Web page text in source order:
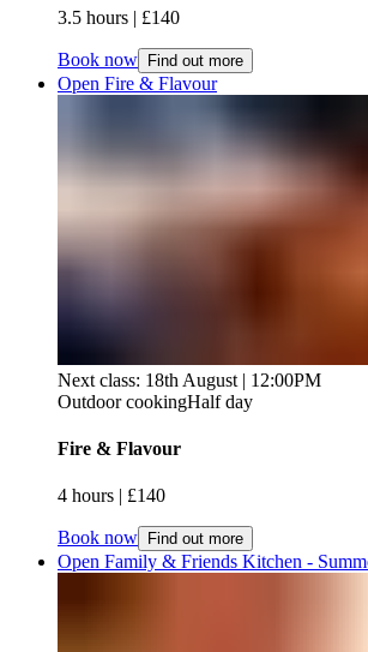
3.5 hours​​​​‌ ‍ ​‍​‍‌‍ ‌ ​‍‌‍‍‌‌‍‌ ‌‍‍‌‌‍ ‍​‍​‍​ ‍‍​‍​‍‌ ​ ‌‍​‌‌‍ ‍‌‍‍‌‌ ‌​‌ ‍‌​‍ ‍‌‍‍‌‌‍ ​‍​‍​‍ ​​‍​‍‌‍‍​‌ ​‍‌‍‌‌‌‍‌‍​‍​‍​ ‍‍​‍​‍‌‍‍​‌ ‌​‌ ‌​‌ ​​‌ ​ ​ ‍‍​‍ ​‍ ‌‍ ​​‍ ‌‌‍​‌‌‍ ‍‌‍‌​​‍ ‌‌ ​‍​‍ ‌‌‍‍​‌‍ ‌ ‌​‌‍‌‌‌‍ ​‌ ​ ​‍ ‌‌ ​ ‌ ‌​‌ ‌‌‌‍‌​‌‍‍‌‌‍ ​‍ ‍‌ ‌‍‌‍‌‌‌ ​‍‌‍​ ‌‍‌‌‌‍ ​​‍ ‍‌‍​‌‌ ​​‌ ​​​‍ ‌‍‍‌‌‍ ‍‌ ‌​‌‍‌‌‌‍ ‍‌ ‌​​‍ ‌‍‌‌‌‍‌​‌‍‍‌‌ ‌​​‍ ‌‍ ‌‌‍ ‌‍‌​‌‍‌‌​ ‌‌ ​​‌ ​‍‌‍‌‌‌ ​ ‌‍‌‌‌‍ ‍‌ ‌​‌‍​‌‌ ‌​‌‍‍‌‌‍ ‌‍ ‍​ ‍ ‌‍‍‌‌‍‌​​ ‌‌‍​‍​ ‌‌​ ‌​​ ‌ ​ ​‍​ ‌‍‌‍‌‌‌‍‌‌​‍ ‌​ ​‌‌‍​‌​ ‌ ​ ​ ​‍ ‌​ ‌​‌‍‌​​ ‌​​ ‍‌​‍ ‌‌‍​‌‌‍‌‍​ ‍​‌‍‌‌​‍ ‌​ ​‍‌‍​ ​ ‍​​ ‌ ​ ​ ​ ‍​​ ‌‌​ ‍​​ ​​‌‍‌‍‌‍‌‌​ ​‍​ ‍ ‌ ‌​‌ ‍‌‌ ​​‌‍‌‌​ ‌‌‍‍​‌‍ ‌ ‌​‌‍‌‌‌‍ ​‌​​ ‌‍ ​‌‍​‌‌ ​ ‌ ​ ​ ‍ ‌ ​​‌‍​‌‌ ‌​‌‍‍​​ ‌‌ ‌​‌‍‍‌‌‍ ‌‌‍‌‌​ ‌‍​‍‌‍​‌‌ ​ ‌‍‌‌‌‌‌‌‌ ​‍‌‍ ​​ ‌‌‍‍​‌ ‌​‌ ‌​‌ ​​‌ ​ ​‍‌‌​ ​ ‌​​‌​‍‌‌​ ​‍‌​‌‍​‍‌‌​ ​‍‌​‌‍‌‍ ​​‍ ‌‌‍​‌‌‍ ‍‌‍‌​​‍ ‌‌ ​‍​‍ ‌‌‍‍​‌‍ ‌ ‌​‌‍‌‌‌‍ ​‌ ​ ​‍ ‌‌ ​ ‌ ‌​‌ ‌‌‌‍‌​‌‍‍‌‌‍ ​‍ ‍‌ ‌‍‌‍‌‌‌ ​‍‌‍​ ‌‍‌‌‌‍ ​​‍ ‍‌‍​‌‌ ​​‌ ​​​‍‌‍‌‍‍‌‌‍‌​​ ‌‌‍​‍​ ‌‌​ ‌​​ ‌ ​ ​‍​ ‌‍‌‍‌‌‌‍‌‌​‍ ‌​ ​‌‌‍​‌​ ‌ ​ ​ ​‍ ‌​ ‌​‌‍‌​​ ‌​​ ‍‌​‍ ‌‌‍​‌‌‍‌‍​ ‍​‌‍‌‌​‍ ‌​ ​‍‌‍​ ​ ‍​​ ‌ ​ ​ ​ ‍​​ ‌‌​ ‍​​ ​​‌‍‌‍‌‍‌‌​ ​‍​‍‌‍‌ ‌​‌ ‍‌‌ ​​‌‍‌‌​ ‌‌‍‍​‌‍ ‌ ‌​‌‍‌‌‌‍ ​‌​​ ‌‍ ​‌‍​‌‌ ​ ‌ ​ ​‍‌‍‌ ​​‌‍​‌‌ ‌​‌‍‍​​ ‌‌ ‌​‌‍‍‌‌‍ ‌‌‍‌‌​‍‌‍‌ ​​‌‍‌‌‌ ​‍‌ ​ ‌ ​​‌‍‌‌‌‍​ ‌ ‌​‌‍‍‌‌ ‌‍‌‍‌‌​ ‌‌ ​​‌ ‌‌‌‍​‍‌‍ ​‌‍‍‌‌ ​ ‌‍‍​‌‍‌‌‌‍‌​​‍​‍‌ ‌ | £140​​​​‌ ‍ ​‍​‍‌‍ ‌ ​‍‌‍‍‌‌‍‌ ‌‍‍‌‌‍ ‍​‍​‍​ ‍‍​‍​‍‌ ​ ‌‍​‌‌‍ ‍‌‍‍‌‌ ‌​‌ ‍‌​‍ ‍‌‍‍‌‌‍ ​‍​‍​‍ ​​‍​‍‌‍‍​‌ ​‍‌‍‌‌‌‍‌‍​‍​‍​ ‍‍​‍​‍‌‍‍​‌ ‌​‌ ‌​‌ ​​‌ ​ ​ ‍‍​‍ ​‍ ‌‍ ​​‍ ‌‌‍​‌‌‍ ‍‌‍‌​​‍ ‌‌ ​‍​‍ ‌‌‍‍​‌‍ ‌ ‌​‌‍‌‌‌‍ ​‌ ​ ​‍ ‌‌ ​ ‌ ‌​‌ ‌‌‌‍‌​‌‍‍‌‌‍ ​‍ ‍‌ ‌‍‌‍‌‌‌ ​‍‌‍​ ‌‍‌‌‌‍ ​​‍ ‍‌‍​‌‌ ​​‌ ​​​‍ ‌‍‍‌‌‍ ‍‌ ‌​‌‍‌‌‌‍ ‍‌ ‌​​‍ ‌‍‌‌‌‍‌​‌‍‍‌‌ ‌​​‍ ‌‍ ‌‌‍ ‌‍‌​‌‍‌‌​ ‌‌ ​​‌ ​‍‌‍‌‌‌ ​ ‌‍‌‌‌‍ ‍‌ ‌​‌‍​‌‌ ‌​‌‍‍‌‌‍ ‌‍ ‍​ ‍ ‌‍‍‌‌‍‌​​ ‌‌‍​‍​ ‌‌​ ‌​​ ‌ ​ ​‍​ ‌‍‌‍‌‌‌‍‌‌​‍ ‌​ ​‌‌‍​‌​ ‌ ​ ​ ​‍ ‌​ ‌​‌‍‌​​ ‌​​ ‍‌​‍ ‌‌‍​‌‌‍‌‍​ ‍​‌‍‌‌​‍ ‌​ ​‍‌‍​ ​ ‍​​ ‌ ​ ​ ​ ‍​​ ‌‌​ ‍​​ ​​‌‍‌‍‌‍‌‌​ ​‍​ ‍ ‌ ‌​‌ ‍‌‌ ​​‌‍‌‌​ ‌‌‍‍​‌‍ ‌ ‌​‌‍‌‌‌‍ ​‌​​ ‌‍ ​‌‍​‌‌ ​ ‌ ​ ​ ‍ ‌ ​​‌‍​‌‌ ‌​‌‍‍​​ ‌‌ ​​‌ ​‍‌‍‍‌‌‍​ ‌‍‌‌​ ‌‍​‍‌‍​‌‌ ​ ‌‍‌‌‌‌‌‌‌ ​‍‌‍ ​​ ‌‌‍‍​‌ ‌​‌ ‌​‌ ​​‌ ​ ​‍‌‌​ ​ ‌​​‌​‍‌‌​ ​‍‌​‌‍​‍‌‌​ ​‍‌​‌‍‌‍ ​​‍ ‌‌‍​‌‌‍ ‍‌‍‌​​‍ ‌‌ ​‍​‍ ‌‌‍‍​‌‍ ‌ ‌​‌‍‌‌‌‍ ​‌ ​ ​‍ ‌‌ ​ ‌ ‌​‌ ‌‌‌‍‌​‌‍‍‌‌‍ ​‍ ‍‌ ‌‍‌‍‌‌‌ ​‍‌‍​ ‌‍‌‌‌‍ ​​‍ ‍‌‍​‌‌ ​​‌ ​​​‍‌‍‌‍‍‌‌‍‌​​ ‌‌‍​‍​ ‌‌​ ‌​​ ‌ ​ ​‍​ ‌‍‌‍‌‌‌‍‌‌​‍ ‌​ ​‌‌‍​‌​ ‌ ​ ​ ​‍ ‌​ ‌​‌‍‌​​ ‌​​ ‍‌​‍ ‌‌‍​‌‌‍‌‍​ ‍​‌‍‌‌​‍ ‌​ ​‍‌‍​ ​ ‍​​ ‌ ​ ​ ​ ‍​​ ‌‌​ ‍​​ ​​‌‍‌‍‌‍‌‌​ ​‍​‍‌‍‌ ‌​‌ ‍‌‌ ​​‌‍‌‌​ ‌‌‍‍​‌‍ ‌ ‌​‌‍‌‌‌‍ ​‌​​ ‌‍ ​‌‍​‌‌ ​ ‌ ​ ​‍‌‍‌ ​​‌‍​‌‌ ‌​‌‍‍​​ ‌‌ ​​‌ ​‍‌‍‍‌‌‍​ ‌‍‌‌​‍‌‍‌ ​​‌‍‌‌‌ ​‍‌ ​ ‌ ​​‌‍‌‌‌‍​ ‌ ‌​‌‍‍‌‌ ‌‍‌‍‌‌​ ‌‌ ​​‌ ‌‌‌‍​‍‌‍ ​‌‍‍‌‌ ​ ‌‍‍​‌‍‌‌‌‍‌​​‍​‍‌ ‌
Book now Find out more
Open Fire & Flavour​​​​‌ ‍ ​‍​‍‌‍ ‌ ​‍‌‍‍‌‌‍‌ ‌‍‍‌‌‍ ‍​‍​‍​ ‍‍​‍​‍‌ ​ ‌‍​‌‌‍ ‍‌‍‍‌‌ ‌​‌ ‍‌​‍ ‍‌‍‍‌‌‍ ​‍​‍​‍ ​​‍​‍‌‍‍​‌ ​‍‌‍‌‌‌‍‌‍​‍​‍​ ‍‍​‍​‍‌‍‍​‌ ‌​‌ ‌​‌ ​​‌ ​ ​ ‍‍​‍ ​‍ ‌‍ ​​‍ ‌‌‍​‌‌‍ ‍‌‍‌​​‍ ‌‌ ​‍​‍ ‌‌‍‍​‌‍ ‌ ‌​‌‍‌‌‌‍ ​‌ ​ ​‍ ‌‌ ​ ‌ ‌​‌ ‌‌‌‍‌​‌‍‍‌‌‍ ​‍ ‍‌ ‌‍‌‍‌‌‌ ​‍‌‍​ ‌‍‌‌‌‍ ​​‍ ‍‌‍​‌‌ ​​‌ ​​​‍ ‌‍‍‌‌‍ ‍‌ ‌​‌‍‌‌‌‍ ‍‌ ‌​​‍ ‌‍‌‌‌‍‌​‌‍‍‌‌ ‌​​‍ ‌‍ ‌‌‍ ‌‍‌​‌‍‌‌​ ‌‌ ​​‌ ​‍‌‍‌‌‌ ​ ‌‍‌‌‌‍ ‍‌ ‌​‌‍​‌‌ ‌​‌‍‍‌‌‍ ‌‍ ‍​ ‍ ‌‍‍‌‌‍‌​​ ‌​ ​‍​ ‌‌‌‍‌​​ ‍‌​ ​‌​ ‍​​ ​‍​ ​‌​‍ ‌‌‍​‌​ ​‌​ ‌‌​ ​ ​‍ ‌​ ‌​‌‍‌​​ ‌‌​ ‌‌​‍ ‌‌‍​‌‌‍‌‍‌‍‌‌‌‍​‌​‍ ‌​ ‌ ​ ‌ ‌‍‌‌​ ‌​​ ‌ ​ ​ ​ ‌‍​ ‌​‌‍‌‍​ ​ ​ ​​​ ‌ ​ ‍ ‌ ‌​‌ ‍‌‌ ​​‌‍‌‌​ ‌‌‍‍​‌‍ ‌ ‌​‌‍‌‌‌‍ ​‌​​ ‌‍ ​‌‍​‌‌ ​ ‌ ​ ​ ‍ ‌ ​​‌‍​‌‌ ‌​‌‍‍​​ ‌‌ ‌​‌‍‍‌‌ ‌​‌‍ ​‌‍‌‌​ ‌‍​‍‌‍​‌‌ ​ ‌‍‌‌‌‌‌‌‌ ​‍‌‍ ​​ ‌‌‍‍​‌ ‌​‌ ‌​‌ ​​‌ ​ ​‍‌‌​ ​ ‌​​‌​‍‌‌​ ​‍‌​‌‍​‍‌‌​ ​‍‌​‌‍‌‍ ​​‍ ‌‌‍​‌‌‍ ‍‌‍‌​​‍ ‌‌ ​‍​‍ ‌‌‍‍​‌‍ ‌ ‌​‌‍‌‌‌‍ ​‌ ​ ​‍ ‌‌ ​ ‌ ‌​‌ ‌‌‌‍‌​‌‍‍‌‌‍ ​‍ ‍‌ ‌‍‌‍‌‌‌ ​‍‌‍​ ‌‍‌‌‌‍ ​​‍ ‍‌‍​‌‌ ​​‌ ​​​‍‌‍‌‍‍‌‌‍‌​​ ‌​ ​‍​ ‌‌‌‍‌​​ ‍‌​ ​‌​ ‍​​ ​‍​ ​‌​‍ ‌‌‍​‌​ ​‌​ ‌‌​ ​ ​‍ ‌​ ‌​‌‍‌​​ ‌‌​ ‌‌​‍ ‌‌‍​‌‌‍‌‍‌‍‌‌‌‍​‌​‍ ‌​ ‌ ​ ‌ ‌‍‌‌​ ‌​​ ‌ ​ ​ ​ ‌‍​ ‌​‌‍‌‍​ ​ ​ ​​​ ‌ ​‍‌‍‌ ‌​‌ ‍‌‌ ​​‌‍‌‌​ ‌‌‍‍​‌‍ ‌ ‌​‌‍‌‌‌‍ ​‌​​ ‌‍ ​‌‍​‌‌ ​ ‌ ​ ​‍‌‍‌ ​​‌‍​‌‌ ‌​‌‍‍​​ ‌‌ ‌​‌‍‍‌‌ ‌​‌‍ ​‌‍‌‌​‍‌‍‌ ​​‌‍‌‌‌ ​‍‌ ​ ‌ ​​‌‍‌‌‌‍​ ‌ ‌​‌‍‍‌‌ ‌‍‌‍‌‌​ ‌‌ ​​‌ ‌‌‌‍​‍‌‍ ​‌‍‍‌‌ ​ ‌‍‍​‌‍‌‌‌‍‌​​‍​‍‌ ‌
Next class: 18th August | 12:00PM
Outdoor cookingHalf day
Fire & Flavour​​​​‌ ‍ ​‍​‍‌‍ ‌ ​‍‌‍‍‌‌‍‌ ‌‍‍‌‌‍ ‍​‍​‍​ ‍‍​‍​‍‌ ​ ‌‍​‌‌‍ ‍‌‍‍‌‌ ‌​‌ ‍‌​‍ ‍‌‍‍‌‌‍ ​‍​‍​‍ ​​‍​‍‌‍‍​‌ ​‍‌‍‌‌‌‍‌‍​‍​‍​ ‍‍​‍​‍‌‍‍​‌ ‌​‌ ‌​‌ ​​‌ ​ ​ ‍‍​‍ ​‍ ‌‍ ​​‍ ‌‌‍​‌‌‍ ‍‌‍‌​​‍ ‌‌ ​‍​‍ ‌‌‍‍​‌‍ ‌ ‌​‌‍‌‌‌‍ ​‌ ​ ​‍ ‌‌ ​ ‌ ‌​‌ ‌‌‌‍‌​‌‍‍‌‌‍ ​‍ ‍‌ ‌‍‌‍‌‌‌ ​‍‌‍​ ‌‍‌‌‌‍ ​​‍ ‍‌‍​‌‌ ​​‌ ​​​‍ ‌‍‍‌‌‍ ‍‌ ‌​‌‍‌‌‌‍ ‍‌ ‌​​‍ ‌‍‌‌‌‍‌​‌‍‍‌‌ ‌​​‍ ‌‍ ‌‌‍ ‌‍‌​‌‍‌‌​ ‌‌ ​​‌ ​‍‌‍‌‌‌ ​ ‌‍‌‌‌‍ ‍‌ ‌​‌‍​‌‌ ‌​‌‍‍‌‌‍ ‌‍ ‍​ ‍ ‌‍‍‌‌‍‌​​ ‌​ ​‍​ ‌‌‌‍‌​​ ‍‌​ ​‌​ ‍​​ ​‍​ ​‌​‍ ‌‌‍​‌​ ​‌​ ‌‌​ ​ ​‍ ‌​ ‌​‌‍‌​​ ‌‌​ ‌‌​‍ ‌‌‍​‌‌‍‌‍‌‍‌‌‌‍​‌​‍ ‌​ ‌ ​ ‌ ‌‍‌‌​ ‌​​ ‌ ​ ​ ​ ‌‍​ ‌​‌‍‌‍​ ​ ​ ​​​ ‌ ​ ‍ ‌ ‌​‌ ‍‌‌ ​​‌‍‌‌​ ‌‌‍‍​‌‍ ‌ ‌​‌‍‌‌‌‍ ​‌​​ ‌‍ ​‌‍​‌‌ ​ ‌ ​ ​ ‍ ‌ ​​‌‍​‌‌ ‌​‌‍‍​​ ‌‌ ‌​‌‍‍‌‌ ‌​‌‍ ​‌‍‌‌​ ‌‍​‍‌‍​‌‌ ​ ‌‍‌‌‌‌‌‌‌ ​‍‌‍ ​​ ‌‌‍‍​‌ ‌​‌ ‌​‌ ​​‌ ​ ​‍‌‌​ ​ ‌​​‌​‍‌‌​ ​‍‌​‌‍​‍‌‌​ ​‍‌​‌‍‌‍ ​​‍ ‌‌‍​‌‌‍ ‍‌‍‌​​‍ ‌‌ ​‍​‍ ‌‌‍‍​‌‍ ‌ ‌​‌‍‌‌‌‍ ​‌ ​ ​‍ ‌‌ ​ ‌ ‌​‌ ‌‌‌‍‌​‌‍‍‌‌‍ ​‍ ‍‌ ‌‍‌‍‌‌‌ ​‍‌‍​ ‌‍‌‌‌‍ ​​‍ ‍‌‍​‌‌ ​​‌ ​​​‍‌‍‌‍‍‌‌‍‌​​ ‌​ ​‍​ ‌‌‌‍‌​​ ‍‌​ ​‌​ ‍​​ ​‍​ ​‌​‍ ‌‌‍​‌​ ​‌​ ‌‌​ ​ ​‍ ‌​ ‌​‌‍‌​​ ‌‌​ ‌‌​‍ ‌‌‍​‌‌‍‌‍‌‍‌‌‌‍​‌​‍ ‌​ ‌ ​ ‌ ‌‍‌‌​ ‌​​ ‌ ​ ​ ​ ‌‍​ ‌​‌‍‌‍​ ​ ​ ​​​ ‌ ​‍‌‍‌ ‌​‌ ‍‌‌ ​​‌‍‌‌​ ‌‌‍‍​‌‍ ‌ ‌​‌‍‌‌‌‍ ​‌​​ ‌‍ ​‌‍​‌‌ ​ ‌ ​ ​‍‌‍‌ ​​‌‍​‌‌ ‌​‌‍‍​​ ‌‌ ‌​‌‍‍‌‌ ‌​‌‍ ​‌‍‌‌​‍‌‍‌ ​​‌‍‌‌‌ ​‍‌ ​ ‌ ​​‌‍‌‌‌‍​ ‌ ‌​‌‍‍‌‌ ‌‍‌‍‌‌​ ‌‌ ​​‌ ‌‌‌‍​‍‌‍ ​‌‍‍‌‌ ​ ‌‍‍​‌‍‌‌‌‍‌​​‍​‍‌ ‌
4 hours​​​​‌ ‍ ​‍​‍‌‍ ‌ ​‍‌‍‍‌‌‍‌ ‌‍‍‌‌‍ ‍​‍​‍​ ‍‍​‍​‍‌ ​ ‌‍​‌‌‍ ‍‌‍‍‌‌ ‌​‌ ‍‌​‍ ‍‌‍‍‌‌‍ ​‍​‍​‍ ​​‍​‍‌‍‍​‌ ​‍‌‍‌‌‌‍‌‍​‍​‍​ ‍‍​‍​‍‌‍‍​‌ ‌​‌ ‌​‌ ​​‌ ​ ​ ‍‍​‍ ​‍ ‌‍ ​​‍ ‌‌‍​‌‌‍ ‍‌‍‌​​‍ ‌‌ ​‍​‍ ‌‌‍‍​‌‍ ‌ ‌​‌‍‌‌‌‍ ​‌ ​ ​‍ ‌‌ ​ ‌ ‌​‌ ‌‌‌‍‌​‌‍‍‌‌‍ ​‍ ‍‌ ‌‍‌‍‌‌‌ ​‍‌‍​ ‌‍‌‌‌‍ ​​‍ ‍‌‍​‌‌ ​​‌ ​​​‍ ‌‍‍‌‌‍ ‍‌ ‌​‌‍‌‌‌‍ ‍‌ ‌​​‍ ‌‍‌‌‌‍‌​‌‍‍‌‌ ‌​​‍ ‌‍ ‌‌‍ ‌‍‌​‌‍‌‌​ ‌‌ ​​‌ ​‍‌‍‌‌‌ ​ ‌‍‌‌‌‍ ‍‌ ‌​‌‍​‌‌ ‌​‌‍‍‌‌‍ ‌‍ ‍​ ‍ ‌‍‍‌‌‍‌​​ ‌​ ​‍​ ‌‌‌‍‌​​ ‍‌​ ​‌​ ‍​​ ​‍​ ​‌​‍ ‌‌‍​‌​ ​‌​ ‌‌​ ​ ​‍ ‌​ ‌​‌‍‌​​ ‌‌​ ‌‌​‍ ‌‌‍​‌‌‍‌‍‌‍‌‌‌‍​‌​‍ ‌​ ‌ ​ ‌ ‌‍‌‌​ ‌​​ ‌ ​ ​ ​ ‌‍​ ‌​‌‍‌‍​ ​ ​ ​​​ ‌ ​ ‍ ‌ ‌​‌ ‍‌‌ ​​‌‍‌‌​ ‌‌‍‍​‌‍ ‌ ‌​‌‍‌‌‌‍ ​‌​​ ‌‍ ​‌‍​‌‌ ​ ‌ ​ ​ ‍ ‌ ​​‌‍​‌‌ ‌​‌‍‍​​ ‌‌ ‌​‌‍‍‌‌‍ ‌‌‍‌‌​ ‌‍​‍‌‍​‌‌ ​ ‌‍‌‌‌‌‌‌‌ ​‍‌‍ ​​ ‌‌‍‍​‌ ‌​‌ ‌​‌ ​​‌ ​ ​‍‌‌​ ​ ‌​​‌​‍‌‌​ ​‍‌​‌‍​‍‌‌​ ​‍‌​‌‍‌‍ ​​‍ ‌‌‍​‌‌‍ ‍‌‍‌​​‍ ‌‌ ​‍​‍ ‌‌‍‍​‌‍ ‌ ‌​‌‍‌‌‌‍ ​‌ ​ ​‍ ‌‌ ​ ‌ ‌​‌ ‌‌‌‍‌​‌‍‍‌‌‍ ​‍ ‍‌ ‌‍‌‍‌‌‌ ​‍‌‍​ ‌‍‌‌‌‍ ​​‍ ‍‌‍​‌‌ ​​‌ ​​​‍‌‍‌‍‍‌‌‍‌​​ ‌​ ​‍​ ‌‌‌‍‌​​ ‍‌​ ​‌​ ‍​​ ​‍​ ​‌​‍ ‌‌‍​‌​ ​‌​ ‌‌​ ​ ​‍ ‌​ ‌​‌‍‌​​ ‌‌​ ‌‌​‍ ‌‌‍​‌‌‍‌‍‌‍‌‌‌‍​‌​‍ ‌​ ‌ ​ ‌ ‌‍‌‌​ ‌​​ ‌ ​ ​ ​ ‌‍​ ‌​‌‍‌‍​ ​ ​ ​​​ ‌ ​‍‌‍‌ ‌​‌ ‍‌‌ ​​‌‍‌‌​ ‌‌‍‍​‌‍ ‌ ‌​‌‍‌‌‌‍ ​‌​​ ‌‍ ​‌‍​‌‌ ​ ‌ ​ ​‍‌‍‌ ​​‌‍​‌‌ ‌​‌‍‍​​ ‌‌ ‌​‌‍‍‌‌‍ ‌‌‍‌‌​‍‌‍‌ ​​‌‍‌‌‌ ​‍‌ ​ ‌ ​​‌‍‌‌‌‍​ ‌ ‌​‌‍‍‌‌ ‌‍‌‍‌‌​ ‌‌ ​​‌ ‌‌‌‍​‍‌‍ ​‌‍‍‌‌ ​ ‌‍‍​‌‍‌‌‌‍‌​​‍​‍‌ ‌ | £140​​​​‌ ‍ ​‍​‍‌‍ ‌ ​‍‌‍‍‌‌‍‌ ‌‍‍‌‌‍ ‍​‍​‍​ ‍‍​‍​‍‌ ​ ‌‍​‌‌‍ ‍‌‍‍‌‌ ‌​‌ ‍‌​‍ ‍‌‍‍‌‌‍ ​‍​‍​‍ ​​‍​‍‌‍‍​‌ ​‍‌‍‌‌‌‍‌‍​‍​‍​ ‍‍​‍​‍‌‍‍​‌ ‌​‌ ‌​‌ ​​‌ ​ ​ ‍‍​‍ ​‍ ‌‍ ​​‍ ‌‌‍​‌‌‍ ‍‌‍‌​​‍ ‌‌ ​‍​‍ ‌‌‍‍​‌‍ ‌ ‌​‌‍‌‌‌‍ ​‌ ​ ​‍ ‌‌ ​ ‌ ‌​‌ ‌‌‌‍‌​‌‍‍‌‌‍ ​‍ ‍‌ ‌‍‌‍‌‌‌ ​‍‌‍​ ‌‍‌‌‌‍ ​​‍ ‍‌‍​‌‌ ​​‌ ​​​‍ ‌‍‍‌‌‍ ‍‌ ‌​‌‍‌‌‌‍ ‍‌ ‌​​‍ ‌‍‌‌‌‍‌​‌‍‍‌‌ ‌​​‍ ‌‍ ‌‌‍ ‌‍‌​‌‍‌‌​ ‌‌ ​​‌ ​‍‌‍‌‌‌ ​ ‌‍‌‌‌‍ ‍‌ ‌​‌‍​‌‌ ‌​‌‍‍‌‌‍ ‌‍ ‍​ ‍ ‌‍‍‌‌‍‌​​ ‌​ ​‍​ ‌‌‌‍‌​​ ‍‌​ ​‌​ ‍​​ ​‍​ ​‌​‍ ‌‌‍​‌​ ​‌​ ‌‌​ ​ ​‍ ‌​ ‌​‌‍‌​​ ‌‌​ ‌‌​‍ ‌‌‍​‌‌‍‌‍‌‍‌‌‌‍​‌​‍ ‌​ ‌ ​ ‌ ‌‍‌‌​ ‌​​ ‌ ​ ​ ​ ‌‍​ ‌​‌‍‌‍​ ​ ​ ​​​ ‌ ​ ‍ ‌ ‌​‌ ‍‌‌ ​​‌‍‌‌​ ‌‌‍‍​‌‍ ‌ ‌​‌‍‌‌‌‍ ​‌​​ ‌‍ ​‌‍​‌‌ ​ ‌ ​ ​ ‍ ‌ ​​‌‍​‌‌ ‌​‌‍‍​​ ‌‌ ​​‌ ​‍‌‍‍‌‌‍​ ‌‍‌‌​ ‌‍​‍‌‍​‌‌ ​ ‌‍‌‌‌‌‌‌‌ ​‍‌‍ ​​ ‌‌‍‍​‌ ‌​‌ ‌​‌ ​​‌ ​ ​‍‌‌​ ​ ‌​​‌​‍‌‌​ ​‍‌​‌‍​‍‌‌​ ​‍‌​‌‍‌‍ ​​‍ ‌‌‍​‌‌‍ ‍‌‍‌​​‍ ‌‌ ​‍​‍ ‌‌‍‍​‌‍ ‌ ‌​‌‍‌‌‌‍ ​‌ ​ ​‍ ‌‌ ​ ‌ ‌​‌ ‌‌‌‍‌​‌‍‍‌‌‍ ​‍ ‍‌ ‌‍‌‍‌‌‌ ​‍‌‍​ ‌‍‌‌‌‍ ​​‍ ‍‌‍​‌‌ ​​‌ ​​​‍‌‍‌‍‍‌‌‍‌​​ ‌​ ​‍​ ‌‌‌‍‌​​ ‍‌​ ​‌​ ‍​​ ​‍​ ​‌​‍ ‌‌‍​‌​ ​‌​ ‌‌​ ​ ​‍ ‌​ ‌​‌‍‌​​ ‌‌​ ‌‌​‍ ‌‌‍​‌‌‍‌‍‌‍‌‌‌‍​‌​‍ ‌​ ‌ ​ ‌ ‌‍‌‌​ ‌​​ ‌ ​ ​ ​ ‌‍​ ‌​‌‍‌‍​ ​ ​ ​​​ ‌ ​‍‌‍‌ ‌​‌ ‍‌‌ ​​‌‍‌‌​ ‌‌‍‍​‌‍ ‌ ‌​‌‍‌‌‌‍ ​‌​​ ‌‍ ​‌‍​‌‌ ​ ‌ ​ ​‍‌‍‌ ​​‌‍​‌‌ ‌​‌‍‍​​ ‌‌ ​​‌ ​‍‌‍‍‌‌‍​ ‌‍‌‌​‍‌‍‌ ​​‌‍‌‌‌ ​‍‌ ​ ‌ ​​‌‍‌‌‌‍​ ‌ ‌​‌‍‍‌‌ ‌‍‌‍‌‌​ ‌‌ ​​‌ ‌‌‌‍​‍‌‍ ​‌‍‍‌‌ ​ ‌‍‍​‌‍‌‌‌‍‌​​‍​‍‌ ‌
Book now Find out more
Open Family & Friends Kitchen - Summer​​​​‌